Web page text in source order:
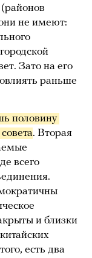
не имеют:
Зато на его
раньше
половину
. Вторая
всего
и близки
есть два